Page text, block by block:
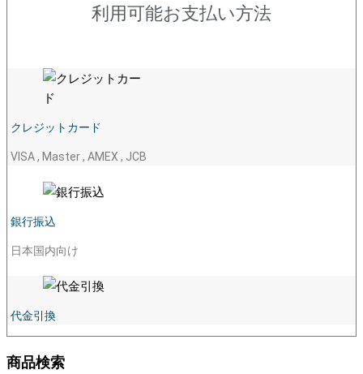
利用可能お支払い方法
クレジットカード
VISA , Master , AMEX , JCB
銀行振込
日本国内向け
代金引換
商品検索